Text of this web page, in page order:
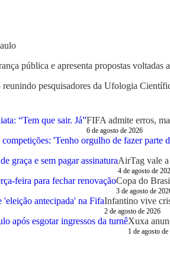
pública e apresenta propostas
pesquisadores da Ufologia
FIFA admite erros,
6 de agosto de 2026
AirTag vale a
4 de agosto de
Copa do
3 de agosto de
Infantino vive
2 de agosto de 2026
Xuxa
1 de agosto